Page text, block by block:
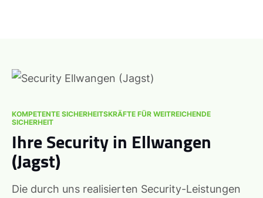
KOMPETENTE SICHERHEITSKRÄFTE FÜR WEITREICHENDE
SICHERHEIT
Ihre Security in Ellwangen
(Jagst)
Die durch uns realisierten Security-Leistungen